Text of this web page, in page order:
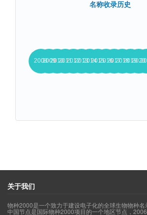
名称收录历史
关于我们
物种2000是一个致力于建设电子化的全球生物物种
中国节点是国际物种2000项目的一个地区节点，